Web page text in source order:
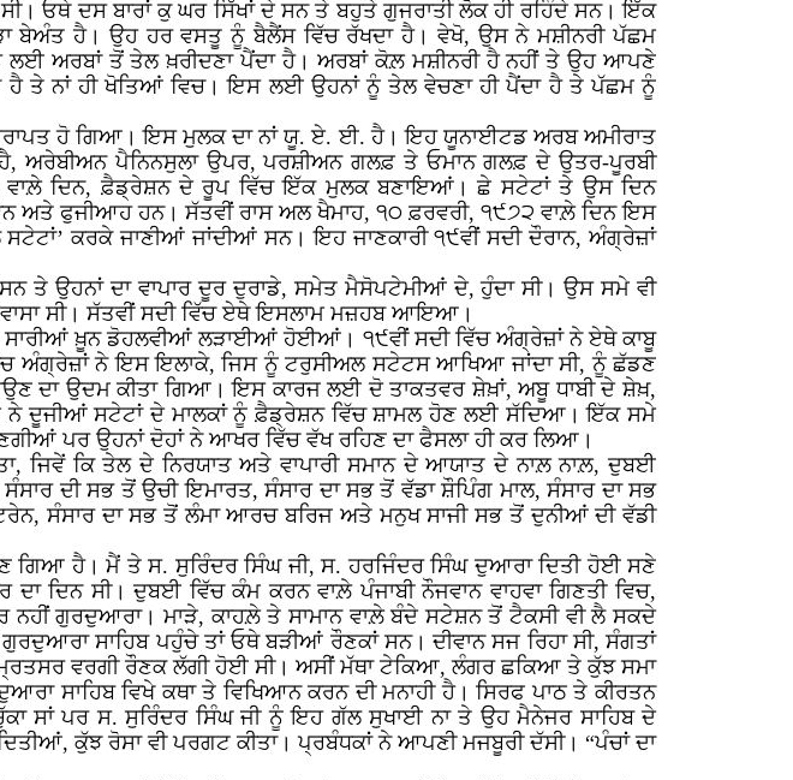
ਓਥੇ ਦਸ ਬਾਰਾਂ ਕੁ ਘਰ ਸਿੱਖਾਂ ਦੇ ਸਨ ਤੇ ਬਹੁਤੇ ਗੁਜਰਾਤੀ ਲੋਕ ਹੀ ਰਹਿੰਦੇ ਸਨ। ਇੱਕ
ਬੇਅੰਤ ਹੈ। ਉਹ ਹਰ ਵਸਤੂ ਨੂੰ ਬੈਲੈਂਸ ਵਿੱਚ ਰੱਖਦਾ ਹੈ। ਵੇਖੋ, ਉਸ ਨੇ ਮਸ਼ੀਨਰੀ ਪੱਛਮ
ਅਰਬਾਂ ਤੋਂ ਤੇਲ ਖ਼ਰੀਦਣਾ ਪੈਂਦਾ ਹੈ। ਅਰਬਾਂ ਕੋਲ਼ ਮਸ਼ੀਨਰੀ ਹੈ ਨਹੀਂ ਤੇ ਉਹ ਆਪਣੇ
ਤੇ ਨਾਂ ਹੀ ਖੋਤਿਆਂ ਵਿਚ। ਇਸ ਲਈ ਉਹਨਾਂ ਨੂੰ ਤੇਲ ਵੇਚਣਾ ਹੀ ਪੈਂਦਾ ਹੈ ਤੇ ਪੱਛਮ ਨੂੰ
ਹੋ ਗਿਆ। ਇਸ ਮੁਲਕ ਦਾ ਨਾਂ ਯੂ. ਏ. ਈ. ਹੈ। ਇਹ ਯੂਨਾਈਟਡ ਅਰਬ ਅਮੀਰਾਤ
ਅਰੇਬੀਅਨ ਪੈਨਿਨਸੁਲਾ ਉਪਰ, ਪਰਸ਼ੀਅਨ ਗਲਫ਼ ਤੇ ਓਮਾਨ ਗਲਫ਼ ਦੇ ਉਤਰ-ਪੂਰਬੀ
ਦਿਨ, ਫ਼ੈਡ੍ਰੇਸ਼ਨ ਦੇ ਰੂਪ ਵਿੱਚ ਇੱਕ ਮੁਲਕ ਬਣਾਇਆਂ। ਛੇ ਸਟੇਟਾਂ ਤੇ ਉਸ ਦਿਨ
ਫੁਜੀਆਹ ਹਨ। ਸੱਤਵੀਂ ਰਾਸ ਅਲ ਖੈਮਾਹ, ੧੦ ਫ਼ਰਵਰੀ, ੧੯੭੨ ਵਾਲ਼ੇ ਦਿਨ ਇਸ
ਕਰਕੇ ਜਾਣੀਆਂ ਜਾਂਦੀਆਂ ਸਨ। ਇਹ ਜਾਣਕਾਰੀ ੧੯ਵੀਂ ਸਦੀ ਦੌਰਾਨ, ਅੰਗ੍ਰੇਜ਼ਾਂ
ਤੇ ਉਹਨਾਂ ਦਾ ਵਾਪਾਰ ਦੂਰ ਦੁਰਾਡੇ, ਸਮੇਤ ਮੈਸੋਪਟੇਮੀਆਂ ਦੇ, ਹੁੰਦਾ ਸੀ। ਉਸ ਸਮੇ ਵੀ
ਵਾਸਾ ਸੀ। ਸੱਤਵੀਂ ਸਦੀ ਵਿੱਚ ਏਥੇ ਇਸਲਾਮ ਮਜ਼ਹਬ ਆਇਆ।
ਖ਼ੂਨ ਡੋਹਲਵੀਆਂ ਲੜਾਈਆਂ ਹੋਈਆਂ। ੧੯ਵੀਂ ਸਦੀ ਵਿੱਚ ਅੰਗ੍ਰੇਜ਼ਾਂ ਨੇ ਏਥੇ ਕਾਬੂ
ਅੰਗ੍ਰੇਜ਼ਾਂ ਨੇ ਇਸ ਇਲਾਕੇ, ਜਿਸ ਨੂੰ ਟਰੁਸੀਅਲ ਸਟੇਟਸ ਆਖਿਆ ਜਾਂਦਾ ਸੀ, ਨੂੰ ਛੱਡਣ
ਦਾ ਉਦਮ ਕੀਤਾ ਗਿਆ। ਇਸ ਕਾਰਜ ਲਈ ਦੋ ਤਾਕਤਵਰ ਸ਼ੇਖ਼ਾਂ, ਅਬੂ ਧਾਬੀ ਦੇ ਸ਼ੇਖ਼,
ਦੂਜੀਆਂ ਸਟੇਟਾਂ ਦੇ ਮਾਲਕਾਂ ਨੂੰ ਫ਼ੈਡ੍ਰੇਸ਼ਨ ਵਿੱਚ ਸ਼ਾਮਲ ਹੋਣ ਲਈ ਸੱਦਿਆ। ਇੱਕ ਸਮੇ
ਪਰ ਉਹਨਾਂ ਦੋਹਾਂ ਨੇ ਆਖਰ ਵਿੱਚ ਵੱਖ ਰਹਿਣ ਦਾ ਫੈਸਲਾ ਹੀ ਕਰ ਲਿਆ।
ਜਿਵੇਂ ਕਿ ਤੇਲ ਦੇ ਨਿਰਯਾਤ ਅਤੇ ਵਾਪਾਰੀ ਸਮਾਨ ਦੇ ਆਯਾਤ ਦੇ ਨਾਲ਼ ਨਾਲ਼, ਦੁਬਈ
ਦੀ ਸਭ ਤੋਂ ਉਚੀ ਇਮਾਰਤ, ਸੰਸਾਰ ਦਾ ਸਭ ਤੋਂ ਵੱਡਾ ਸ਼ੌਪਿੰਗ ਮਾਲ, ਸੰਸਾਰ ਦਾ ਸਭ
ਸੰਸਾਰ ਦਾ ਸਭ ਤੋਂ ਲੰਮਾ ਆਰਚ ਬਰਿਜ ਅਤੇ ਮਨੁਖ ਸਾਜੀ ਸਭ ਤੋਂ ਦੁਨੀਆਂ ਦੀ ਵੱਡੀ
ਹੈ। ਮੈਂ ਤੇ ਸ. ਸੁਰਿੰਦਰ ਸਿੰਘ ਜੀ, ਸ. ਹਰਜਿੰਦਰ ਸਿੰਘ ਦੁਆਰਾ ਦਿਤੀ ਹੋਈ ਸਣੇ
ਦਿਨ ਸੀ। ਦੁਬਈ ਵਿੱਚ ਕੰਮ ਕਰਨ ਵਾਲ਼ੇ ਪੰਜਾਬੀ ਨੌਜਵਾਨ ਵਾਹਵਾ ਗਿਣਤੀ ਵਿਚ,
ਗੁਰਦੁਆਰਾ। ਮਾੜੇ, ਕਾਹਲ਼ੇ ਤੇ ਸਾਮਾਨ ਵਾਲ਼ੇ ਬੰਦੇ ਸਟੇਸ਼ਨ ਤੋਂ ਟੈਕਸੀ ਵੀ ਲੈ ਸਕਦੇ
ਸਾਹਿਬ ਪਹੁੰਚੇ ਤਾਂ ਓਥੇ ਬੜੀਆਂ ਰੌਣਕਾਂ ਸਨ। ਦੀਵਾਨ ਸਜ ਰਿਹਾ ਸੀ, ਸੰਗਤਾਂ
ਵਰਗੀ ਰੌਣਕ ਲੱਗੀ ਹੋਈ ਸੀ। ਅਸੀਂ ਮੱਥਾ ਟੇਕਿਆ, ਲੰਗਰ ਛਕਿਆ ਤੇ ਕੁੱਝ ਸਮਾ
ਸਾਹਿਬ ਵਿਖੇ ਕਥਾ ਤੇ ਵਿਖਿਆਨ ਕਰਨ ਦੀ ਮਨਾਹੀ ਹੈ। ਸਿਰਫ ਪਾਠ ਤੇ ਕੀਰਤਨ
ਸਾਂ ਪਰ ਸ. ਸੁਰਿੰਦਰ ਸਿੰਘ ਜੀ ਨੂੰ ਇਹ ਗੱਲ ਸੁਖਾਈ ਨਾ ਤੇ ਉਹ ਮੈਨੇਜਰ ਸਾਹਿਬ ਦੇ
ਕੁੱਝ ਰੋਸਾ ਵੀ ਪਰਗਟ ਕੀਤਾ। ਪ੍ਰਬੰਧਕਾਂ ਨੇ ਆਪਣੀ ਮਜਬੂਰੀ ਦੱਸੀ। “ਪੰਚਾਂ ਦਾ